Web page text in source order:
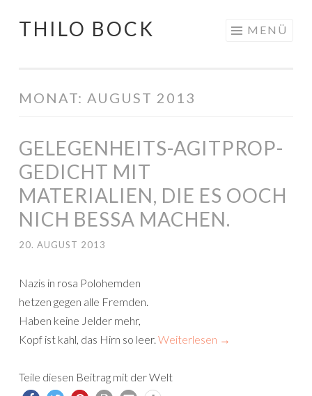
Springe
THILO BOCK MENÜ
MONAT: AUGUST 2013
GELEGENHEITS-AGITPROP-
GEDICHT MIT
MATERIALIEN, DIE ES OOCH
NICH BESSA MACHEN.
20. AUGUST 2013
Nazis in rosa Polohemden
hetzen gegen alle Fremden.
Haben keine Jelder mehr,
Kopf ist kahl, das Hirn so leer. Weiterlesen →
Teile diesen Beitrag mit der Welt